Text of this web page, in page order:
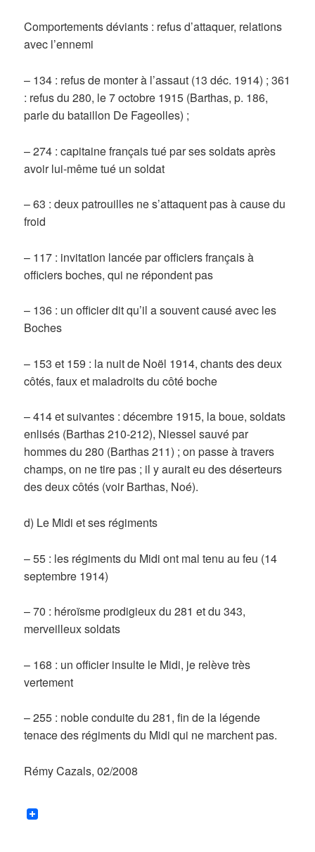
Comportements déviants : refus d’attaquer, relations
avec l’ennemi
– 134 : refus de monter à l’assaut (13 déc. 1914) ; 361
: refus du 280, le 7 octobre 1915 (Barthas, p. 186,
parle du bataillon De Fageolles) ;
– 274 : capitaine français tué par ses soldats après
avoir lui-même tué un soldat
– 63 : deux patrouilles ne s’attaquent pas à cause du
froid
– 117 : invitation lancée par officiers français à
officiers boches, qui ne répondent pas
– 136 : un officier dit qu’il a souvent causé avec les
Boches
– 153 et 159 : la nuit de Noël 1914, chants des deux
côtés, faux et maladroits du côté boche
– 414 et suivantes : décembre 1915, la boue, soldats
enlisés (Barthas 210-212), Niessel sauvé par
hommes du 280 (Barthas 211) ; on passe à travers
champs, on ne tire pas ; il y aurait eu des déserteurs
des deux côtés (voir Barthas, Noé).
d) Le Midi et ses régiments
– 55 : les régiments du Midi ont mal tenu au feu (14
septembre 1914)
– 70 : héroïsme prodigieux du 281 et du 343,
merveilleux soldats
– 168 : un officier insulte le Midi, je relève très
vertement
– 255 : noble conduite du 281, fin de la légende
tenace des régiments du Midi qui ne marchent pas.
Rémy Cazals, 02/2008